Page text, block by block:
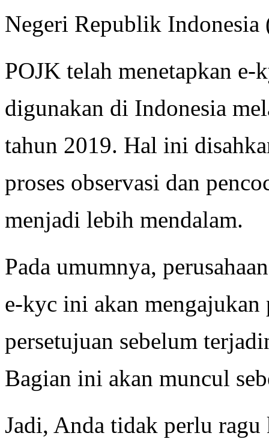
Negeri Republik
POJK telah menetapkan
digunakan di Indonesia
tahun 2019. Hal ini
proses observasi dan
menjadi lebih mendalam.
Pada umumnya,
e-kyc ini akan mengajukan
persetujuan sebelum
Bagian ini akan muncul
Jadi, Anda tidak perlu